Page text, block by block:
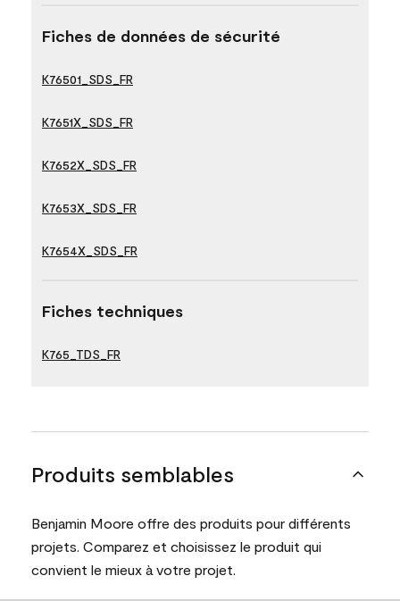
Fiches de données de sécurité
K76501_SDS_FR
K7651X_SDS_FR
K7652X_SDS_FR
K7653X_SDS_FR
K7654X_SDS_FR
Fiches techniques
K765_TDS_FR
Produits semblables
Benjamin Moore offre des produits pour différents
projets. Comparez et choisissez le produit qui
convient le mieux à votre projet.